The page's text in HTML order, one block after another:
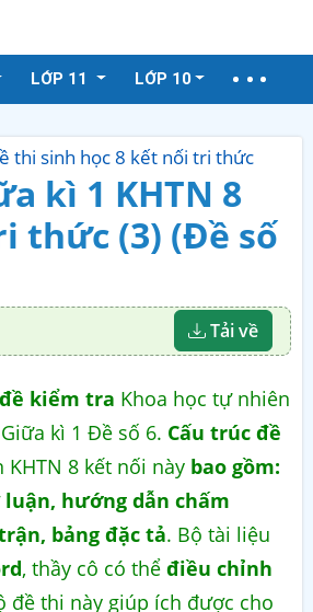
LỚP 11 LỚP 10
thi sinh học 8 kết nối tri thức
kì 1 KHTN 8
thức (3) (Đề số
Tải về
kiểm tra Khoa học tự nhiên
kì 1 Đề số 6. Cấu trúc đề
8 kết nối này bao gồm:
hướng dẫn chấm
bảng đặc tả. Bộ tài liệu
, thầy cô có thể điều chỉnh
đề thi này giúp ích được cho